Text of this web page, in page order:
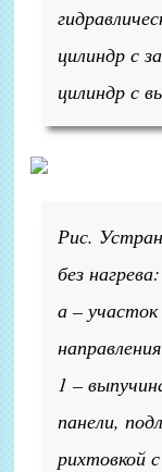
цилиндр с
цилиндр с
Рис.
без нагрева:
а –
1 –
панели,
рихтовкой